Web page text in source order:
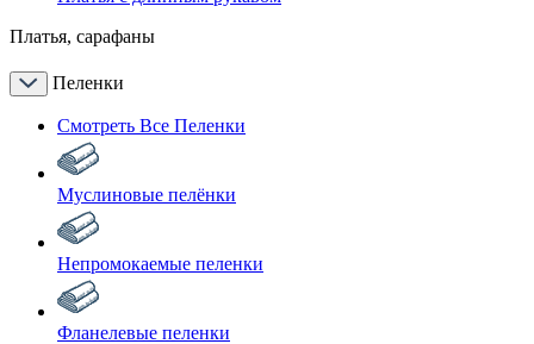
Платья, сарафаны
Пеленки
Смотреть Все Пеленки
Муслиновые пелёнки
Непромокаемые пеленки
Фланелевые пеленки